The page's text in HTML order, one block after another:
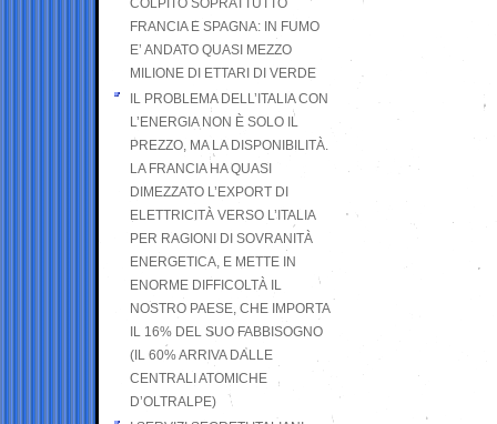
COLPITO SOPRATTUTTO
FRANCIA E SPAGNA: IN FUMO
E’ ANDATO QUASI MEZZO
MILIONE DI ETTARI DI VERDE
IL PROBLEMA DELL’ITALIA CON
L’ENERGIA NON È SOLO IL
PREZZO, MA LA DISPONIBILITÀ.
LA FRANCIA HA QUASI
DIMEZZATO L’EXPORT DI
ELETTRICITÀ VERSO L’ITALIA
PER RAGIONI DI SOVRANITÀ
ENERGETICA, E METTE IN
ENORME DIFFICOLTÀ IL
NOSTRO PAESE, CHE IMPORTA
IL 16% DEL SUO FABBISOGNO
(IL 60% ARRIVA DALLE
CENTRALI ATOMICHE
D’OLTRALPE)